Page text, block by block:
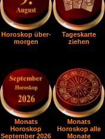
Horoskop über-
morgen
Tageskarte
ziehen
Monats
Horoskop
September 2026
Monats
Horoskop alle
Monate